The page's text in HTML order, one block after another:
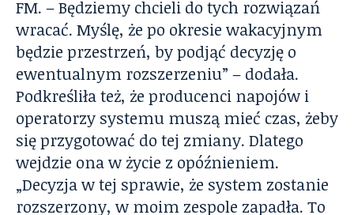
FM. – Będziemy chcieli do tych rozwiązań
wracać. Myślę, że po okresie wakacyjnym
będzie przestrzeń, by podjąć decyzję o
ewentualnym rozszerzeniu” – dodała.
Podkreśliła też, że producenci napojów i
operatorzy systemu muszą mieć czas, żeby
się przygotować do tej zmiany. Dlatego
wejdzie ona w życie z opóźnieniem.
„Decyzja w tej sprawie, że system zostanie
rozszerzony, w moim zespole zapadła. To